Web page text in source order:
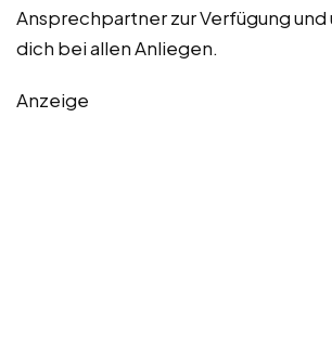
Ansprechpartner zur Verfügung
dich bei allen Anliegen.
Anzeige